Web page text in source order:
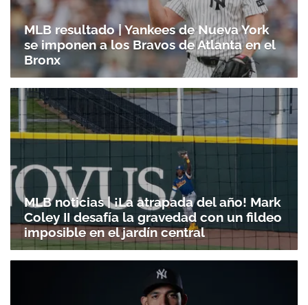
MLB resultado | Yankees de Nueva York
se imponen a los Bravos de Atlanta en el
Bronx
MLB noticias | ¡La atrapada del año! Mark
Coley II desafía la gravedad con un fildeo
imposible en el jardín central